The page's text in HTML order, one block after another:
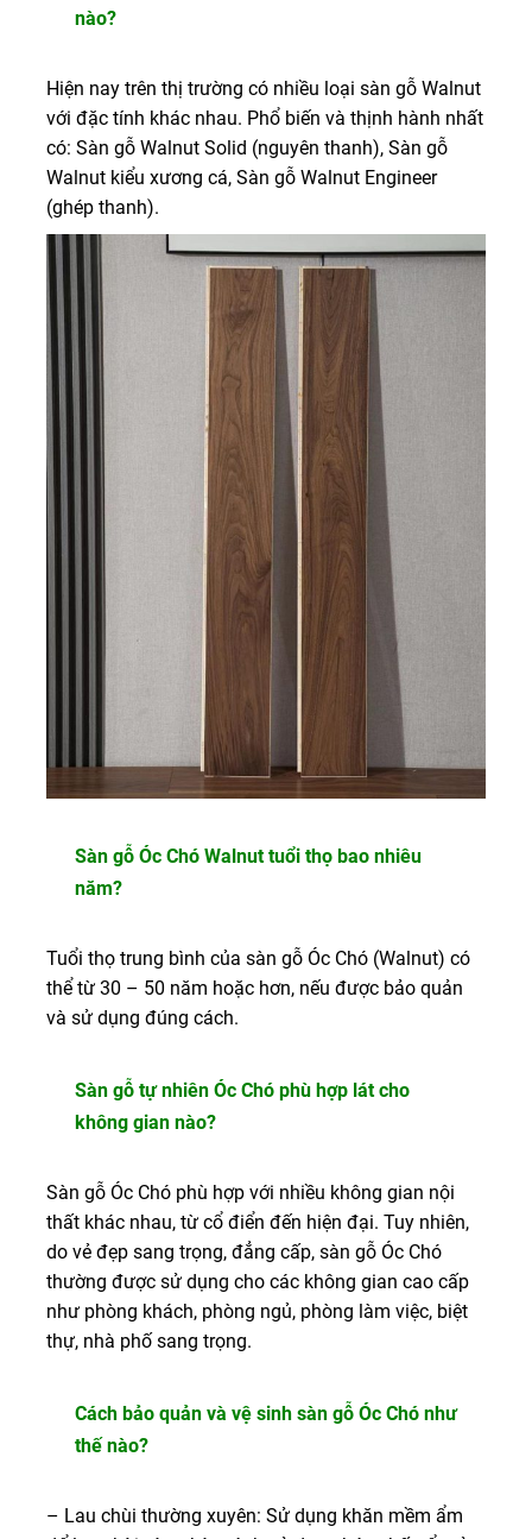
nào?
Hiện nay trên thị trường có nhiều loại sàn gỗ Walnut
với đặc tính khác nhau. Phổ biến và thịnh hành nhất
có: Sàn gỗ Walnut Solid (nguyên thanh), Sàn gỗ
Walnut kiểu xương cá, Sàn gỗ Walnut Engineer
(ghép thanh).
Sàn gỗ Óc Chó Walnut tuổi thọ bao nhiêu
năm?
Tuổi thọ trung bình của sàn gỗ Óc Chó (Walnut) có
thể từ 30 – 50 năm hoặc hơn, nếu được bảo quản
và sử dụng đúng cách.
Sàn gỗ tự nhiên Óc Chó phù hợp lát cho
không gian nào?
Sàn gỗ Óc Chó phù hợp với nhiều không gian nội
thất khác nhau, từ cổ điển đến hiện đại. Tuy nhiên,
do vẻ đẹp sang trọng, đẳng cấp, sàn gỗ Óc Chó
thường được sử dụng cho các không gian cao cấp
như phòng khách, phòng ngủ, phòng làm việc, biệt
thự, nhà phố sang trọng.
Cách bảo quản và vệ sinh sàn gỗ Óc Chó như
thế nào?
– Lau chùi thường xuyên: Sử dụng khăn mềm ẩm